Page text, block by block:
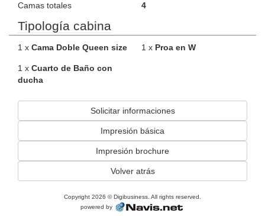
Camas totales
4
Tipología cabina
1 x Cama Doble Queen size 1 x Proa en W
1 x Cuarto de Baño con
ducha
Solicitar informaciones
Impresión básica
Impresión brochure
Volver atrás
Copyright 2026 © Digibusiness. All rights reserved.
powered by